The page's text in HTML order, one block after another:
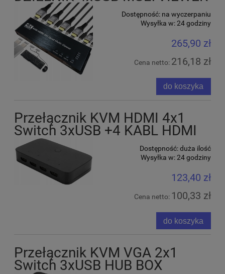
Dostępność: na wyczerpaniu
Wysyłka w:24 godziny
265,90 zł
Cena netto: 216,18 zł
do koszyka
Przełącznik KVM HDMI 4x1
Switch 3xUSB +4 KABL HDMI
Dostępność:duża ilość
Wysyłka w:24 godziny
123,40 zł
Cena netto: 100,33 zł
do koszyka
Przełącznik KVM VGA 2x1
Switch 3xUSB HUB BOX